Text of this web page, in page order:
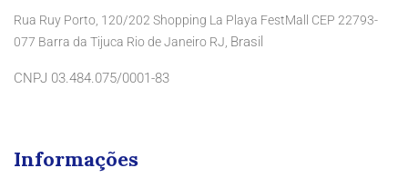
Rua Ruy Porto, 120/202 Shopping La Playa FestMall CEP 22793-
077 Barra da Tijuca Rio de Janeiro RJ, Brasil
CNPJ 03.484.075/0001-83
Informações